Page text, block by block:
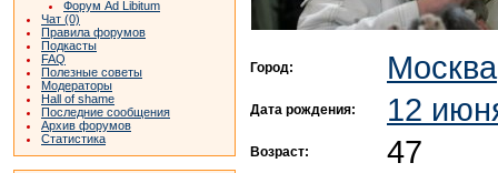
Форум Ad Libitum
Чат (0)
Правила форумов
Подкасты
FAQ
Полезные советы
Модераторы
Hall of shame
Последние сообщения
Архив форумов
Статистика
Город: Москва
Дата рождения: 12
Возраст: 47